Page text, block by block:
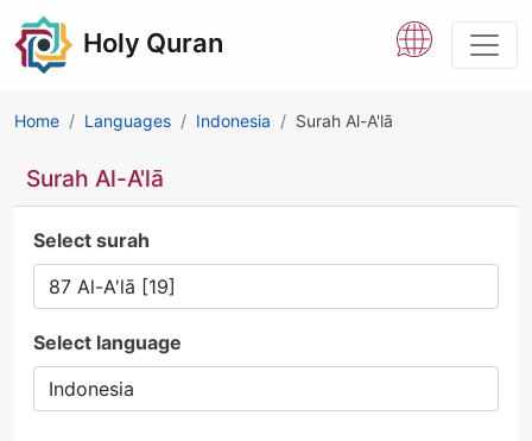
Holy Quran
Home Languages Indonesia Surah Al-A'lā
Surah Al-A'lā
Select surah
Select language